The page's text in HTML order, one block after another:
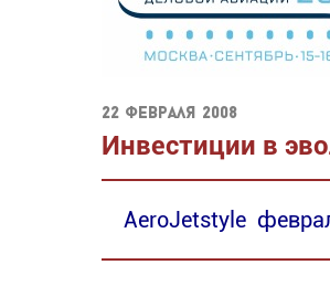
22 февраля 2008
Инвестиции в
AeroJetstyle